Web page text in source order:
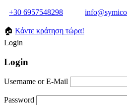
+30 6957548298
🏠 Κάντε κράτηση τώρα!
Login
Login
Username or E-Mail
Password